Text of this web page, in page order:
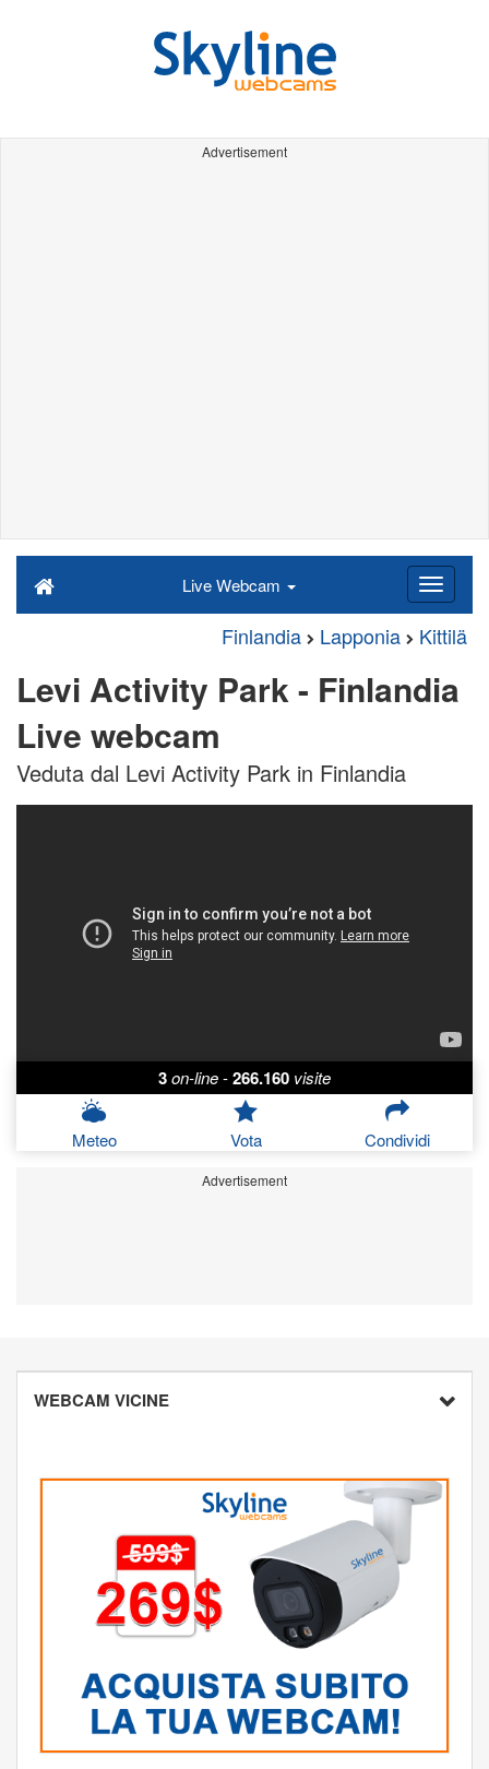
Advertisement
Live Webcam
Finlandia Lapponia Kittilä
Levi Activity Park - Finlandia
Live webcam
Veduta dal Levi Activity Park in Finlandia
3on-line-266.160 visite
Meteo Vota Condividi
Advertisement
WEBCAM VICINE